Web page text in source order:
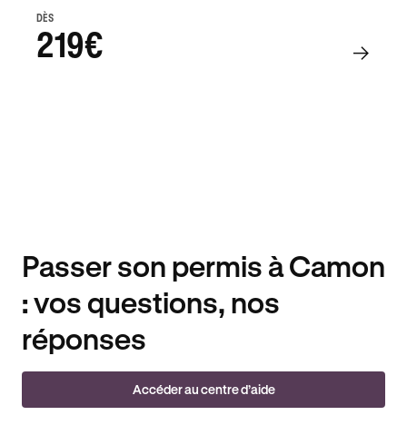
DÈS
219€
Passer son permis à Camon
: vos questions, nos
réponses
Accéder au centre d’aide